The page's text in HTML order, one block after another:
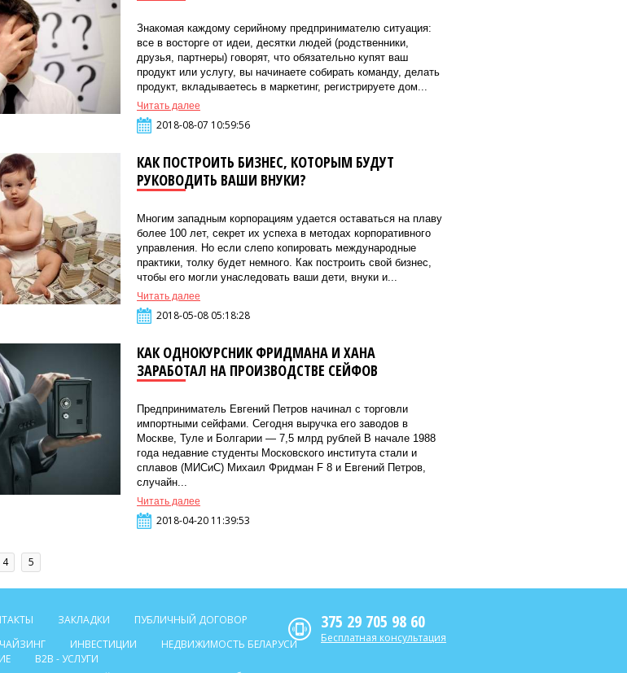
Знакомая каждому серийному предпринимателю ситуация:
все в восторге от идеи, десятки людей (родственники,
друзья, партнеры) говорят, что обязательно купят ваш
продукт или услугу, вы начинаете собирать команду, делать
продукт, вкладываетесь в маркетинг, регистрируете дом...
Читать далее
2018-08-07 10:59:56
КАК ПОСТРОИТЬ БИЗНЕС, КОТОРЫМ БУДУТ
РУКОВОДИТЬ ВАШИ ВНУКИ?
Многим западным корпорациям удается оставаться на плаву
более 100 лет, секрет их успеха в методах корпоративного
управления. Но если слепо копировать международные
практики, толку будет немного. Как построить свой бизнес,
чтобы его могли унаследовать ваши дети, внуки и...
Читать далее
2018-05-08 05:18:28
КАК ОДНОКУРСНИК ФРИДМАНА И ХАНА
ЗАРАБОТАЛ НА ПРОИЗВОДСТВЕ СЕЙФОВ
Предприниматель Евгений Петров начинал с торговли
импортными сейфами. Сегодня выручка его заводов в
Москве, Туле и Болгарии — 7,5 млрд рублей В начале 1988
года недавние студенты Московского института стали и
сплавов (МИСиС) Михаил Фридман F 8 и Евгений Петров,
случайн...
Читать далее
2018-04-20 11:39:53
4 5
ЗАКЛАДКИ
ПУБЛИЧНЫЙ ДОГОВОР
ИНВЕСТИЦИИ
НЕДВИЖИМОСТЬ БЕЛАРУСИ
B2B - УСЛУГИ
375 29 705 98 60
Бесплатная консультация